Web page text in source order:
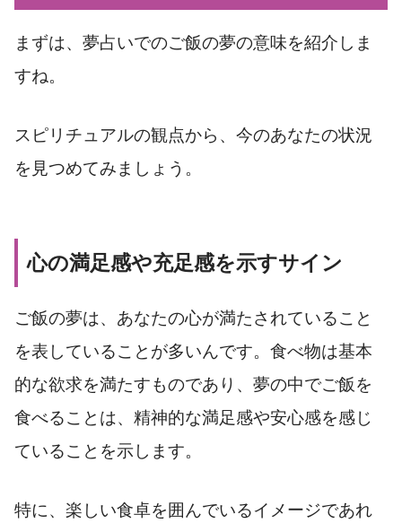
まずは、夢占いでのご飯の夢の意味を紹介しま
すね。
スピリチュアルの観点から、今のあなたの状況
を見つめてみましょう。
心の満足感や充足感を示すサイン
ご飯の夢は、あなたの心が満たされていること
を表していることが多いんです。食べ物は基本
的な欲求を満たすものであり、夢の中でご飯を
食べることは、精神的な満足感や安心感を感じ
ていることを示します。
特に、楽しい食卓を囲んでいるイメージであれ